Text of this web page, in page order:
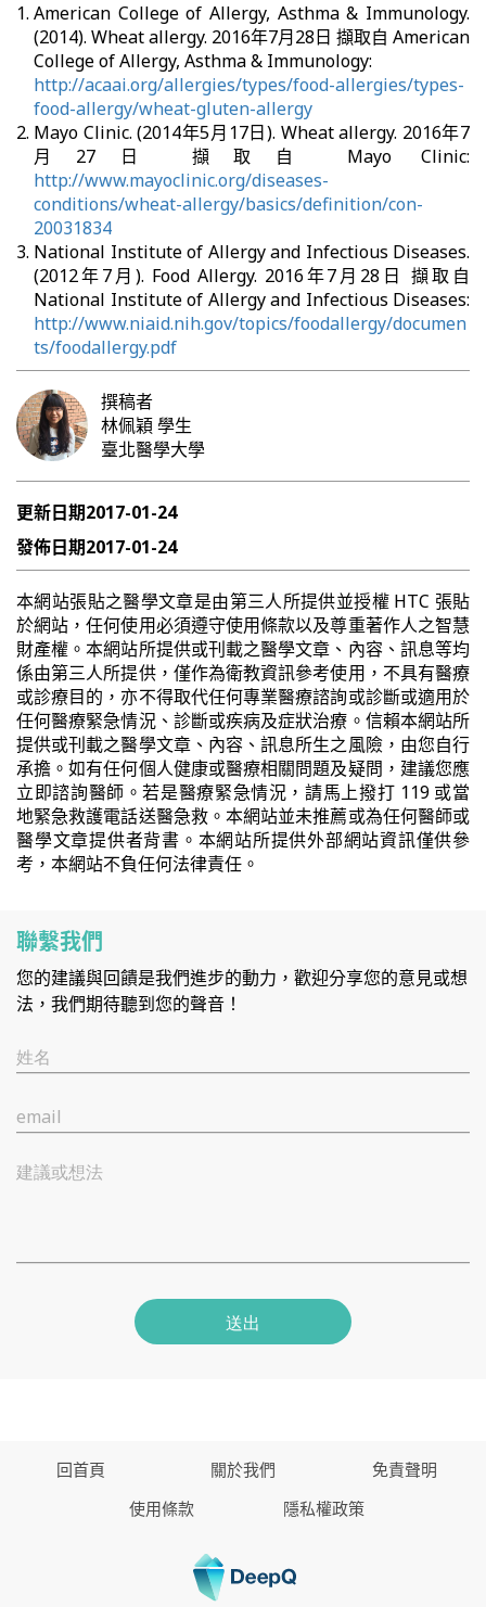
American College of Allergy, Asthma & Immunology.
(2014). Wheat allergy. 2016年7月28日 擷取自 American
College of Allergy, Asthma & Immunology:
http://acaai.org/allergies/types/food-allergies/types-
food-allergy/wheat-gluten-allergy
Mayo Clinic. (2014年5月17日). Wheat allergy. 2016年7
月27日 擷取自 Mayo Clinic:
http://www.mayoclinic.org/diseases-
conditions/wheat-allergy/basics/definition/con-
20031834
National Institute of Allergy and Infectious Diseases.
(2012年7月). Food Allergy. 2016年7月28日 擷取自
National Institute of Allergy and Infectious Diseases:
http://www.niaid.nih.gov/topics/foodallergy/documen
ts/foodallergy.pdf
撰稿者
林佩穎學生
臺北醫學大學
更新日期2017-01-24
發佈日期2017-01-24
本網站張貼之醫學文章是由第三人所提供並授權 HTC 張貼
於網站，任何使用必須遵守使用條款以及尊重著作人之智慧
財產權。本網站所提供或刊載之醫學文章、內容、訊息等均
係由第三人所提供，僅作為衛教資訊參考使用，不具有醫療
或診療目的，亦不得取代任何專業醫療諮詢或診斷或適用於
任何醫療緊急情況、診斷或疾病及症狀治療。信賴本網站所
提供或刊載之醫學文章、內容、訊息所生之風險，由您自行
承擔。如有任何個人健康或醫療相關問題及疑問，建議您應
立即諮詢醫師。若是醫療緊急情況，請馬上撥打 119 或當
地緊急救護電話送醫急救。本網站並未推薦或為任何醫師或
醫學文章提供者背書。本網站所提供外部網站資訊僅供參
考，本網站不負任何法律責任。
聯繫我們
您的建議與回饋是我們進步的動力，歡迎分享您的意見或想
法，我們期待聽到您的聲音！
姓名
email
建議或想法
送出
回首頁 關於我們
免責聲明
使用條款
隱私權政策